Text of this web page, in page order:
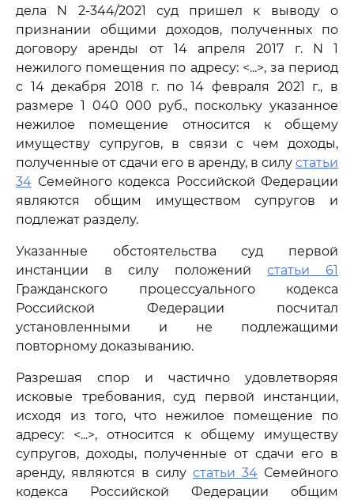
дела N 2-344/2021 суд пришел к выводу о
признании общими доходов, полученных по
договору аренды от 14 апреля 2017 г. N 1
нежилого помещения по адресу: <...>, за период
с 14 декабря 2018 г. по 14 февраля 2021 г., в
размере 1 040 000 руб., поскольку указанное
нежилое помещение относится к общему
имуществу супругов, в связи с чем доходы,
полученные от сдачи его в аренду, в силу статьи
34 Семейного кодекса Российской Федерации
являются общим имуществом супругов и
подлежат разделу.
Указанные обстоятельства суд первой
инстанции в силу положений статьи 61
Гражданского процессуального кодекса
Российской Федерации посчитал
установленными и не подлежащими
повторному доказыванию.
Разрешая спор и частично удовлетворяя
исковые требования, суд первой инстанции,
исходя из того, что нежилое помещение по
адресу: <...>, относится к общему имуществу
супругов, доходы, полученные от сдачи его в
аренду, являются в силу статьи 34 Семейного
кодекса Российской Федерации общим